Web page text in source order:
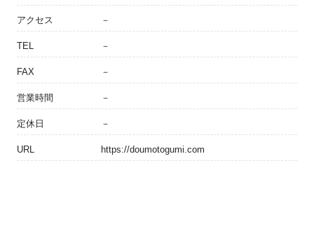
アクセス －
TEL －
FAX －
営業時間 －
定休日 －
URL https://doumotogumi.com